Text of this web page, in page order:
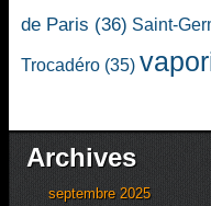
de Paris (36) Saint-
Trocadéro (35)
Archives
septembre 2025